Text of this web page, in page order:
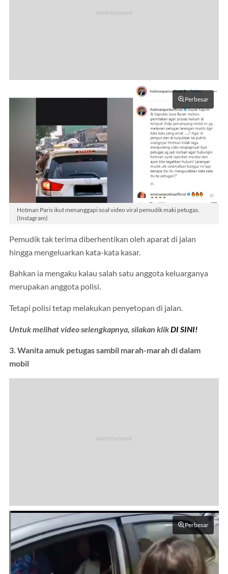
Perbesar
Hotman Paris ikut menanggapi soal video viral pemudik maki petugas.
(Instagram)
Pemudik tak terima diberhentikan oleh aparat di jalan
hingga mengeluarkan kata-kata kasar.
Bahkan ia mengaku kalau salah satu anggota keluarganya
merupakan anggota polisi.
Tetapi polisi tetap melakukan penyetopan di jalan.
Untuk melihat video selengkapnya, silakan klikDI SINI!
3. Wanita amuk petugas sambil marah-marah di dalam
mobil
Perbesar